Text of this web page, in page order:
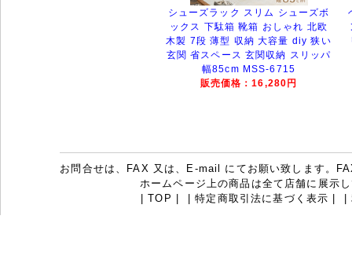
シューズラック スリム シューズボ
ックス 下駄箱 靴箱 おしゃれ 北欧
木製 7段 薄型 収納 大容量 diy 狭い
玄関 省スペース 玄関収納 スリッパ
幅85cm MSS-6715
販売価格：16,280円
お問合せは、FAX 又は、E-mail にてお願い致します。
ホームページ上の商品は全て店舗に展示
|TOP | |特定商取引法に基づく表示 | |